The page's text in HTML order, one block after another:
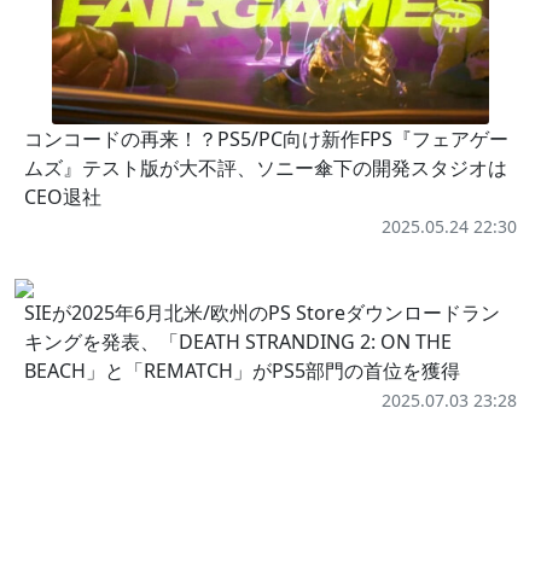
コンコードの再来！？PS5/PC向け新作FPS『フェアゲー
ムズ』テスト版が大不評、ソニー傘下の開発スタジオは
CEO退社
2025.05.24 22:30
SIEが2025年6月北米/欧州のPS Storeダウンロードラン
キングを発表、「DEATH STRANDING 2: ON THE
BEACH」と「REMATCH」がPS5部門の首位を獲得
2025.07.03 23:28